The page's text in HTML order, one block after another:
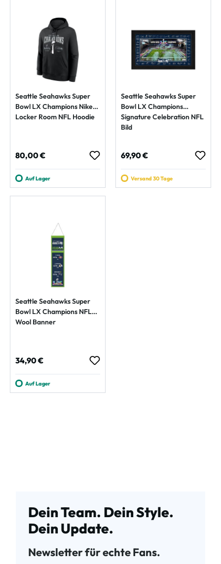
Seattle Seahawks Super
Bowl LX Champions Nike
Locker Room NFL Hoodie
Regulärer Preis:
80,00 €
Auf Lager
Seattle Seahawks Super
Bowl LX Champions
Signature Celebration NFL
Bild
Regulärer Preis:
69,90 €
Versand 30 Tage
Seattle Seahawks Super
Bowl LX Champions NFL
Wool Banner
Regulärer Preis:
34,90 €
Auf Lager
Dein Team. Dein Style.
Dein Update.
Newsletter für echte Fans.